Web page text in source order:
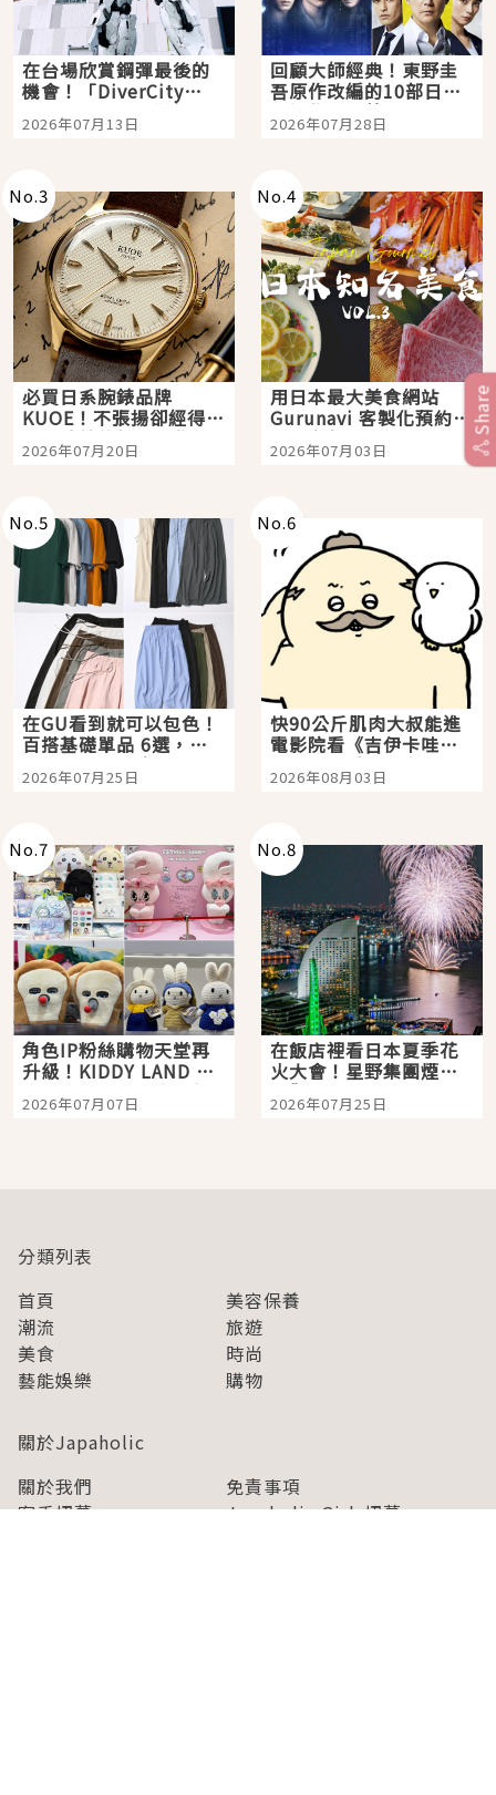
在台場欣賞鋼彈最後的
機會！「DiverCity
Tokyo Plaza」搭船、
購物、美食及夜景，一
2026年07月13日
回顧大師經典！東野圭
吾原作改編的10部日本
影視作品推薦
2026年07月28日
No.3
必買日系腕錶品牌
KUOE！不張揚卻經得起
時間洗鍊的經典之作五
選
2026年07月20日
No.4
用日本最大美食網站
Gurunavi 客製化預約九
大都市餐廳，打造專屬
美食體驗！
2026年07月03日
No.5
在GU看到就可以包色！
百搭基礎單品 6選，閉
眼全收也不心疼
2026年07月25日
No.6
快90公斤肌肉大叔能進
電影院看《吉伊卡哇》
嗎？日本重金屬樂團
「打首」會長與nagano
2026年08月03日
No.7
角色IP粉絲購物天堂再
升級！KIDDY LAND 原
宿店吉伊卡哇迎客，新
開幕 OMOKADO 店3分
2026年07月07日
No.8
在飯店裡看日本夏季花
火大會！星野集團煙火
景觀飯店6選，讓你不用
人擠人悠閒欣賞
2026年07月25日
Share
分類列表
首頁
美容保養
潮流
旅遊
美食
時尚
藝能娛樂
購物
關於Japaholic
關於我們
免責事項
寫手招募
Japaholic Girls招募